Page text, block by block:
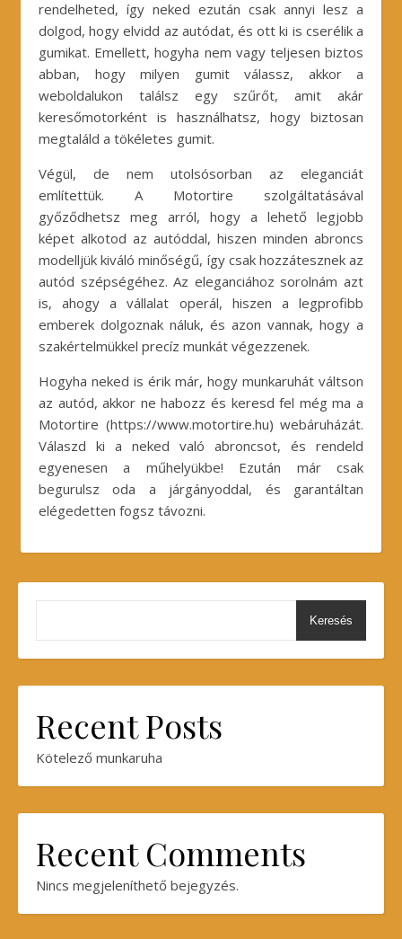
rendelheted, így neked ezután csak annyi lesz a
dolgod, hogy elvidd az autódat, és ott ki is cserélik a
gumikat. Emellett, hogyha nem vagy teljesen biztos
abban, hogy milyen gumit válassz, akkor a
weboldalukon találsz egy szűrőt, amit akár
keresőmotorként is használhatsz, hogy biztosan
megtaláld a tökéletes gumit.
Végül, de nem utolsósorban az eleganciát
említettük. A Motortire szolgáltatásával
győződhetsz meg arról, hogy a lehető legjobb
képet alkotod az autóddal, hiszen minden abroncs
modelljük kiváló minőségű, így csak hozzátesznek az
autód szépségéhez. Az eleganciához sorolnám azt
is, ahogy a vállalat operál, hiszen a legprofibb
emberek dolgoznak náluk, és azon vannak, hogy a
szakértelmükkel precíz munkát végezzenek.
Hogyha neked is érik már, hogy munkaruhát váltson
az autód, akkor ne habozz és keresd fel még ma a
Motortire (https://www.motortire.hu) webáruházát.
Válaszd ki a neked való abroncsot, és rendeld
egyenesen a műhelyükbe! Ezután már csak
begurulsz oda a járgányoddal, és garantáltan
elégedetten fogsz távozni.
Keresés
Recent Posts
Kötelező munkaruha
Recent Comments
Nincs megjeleníthető bejegyzés.